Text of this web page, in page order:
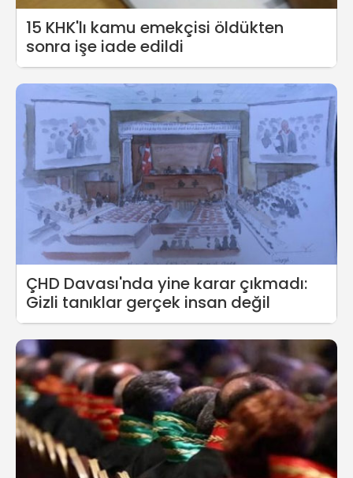
15 KHK'lı kamu emekçisi öldükten
sonra işe iade edildi
ÇHD Davası'nda yine karar çıkmadı:
Gizli tanıklar gerçek insan değil